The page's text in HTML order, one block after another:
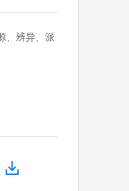
、辨异、派